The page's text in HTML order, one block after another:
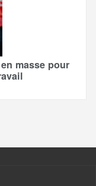
masse pour